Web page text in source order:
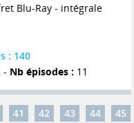
Blu-Ray - intégrale
: 140
- Nb épisodes : 11
41 42 43 44
45